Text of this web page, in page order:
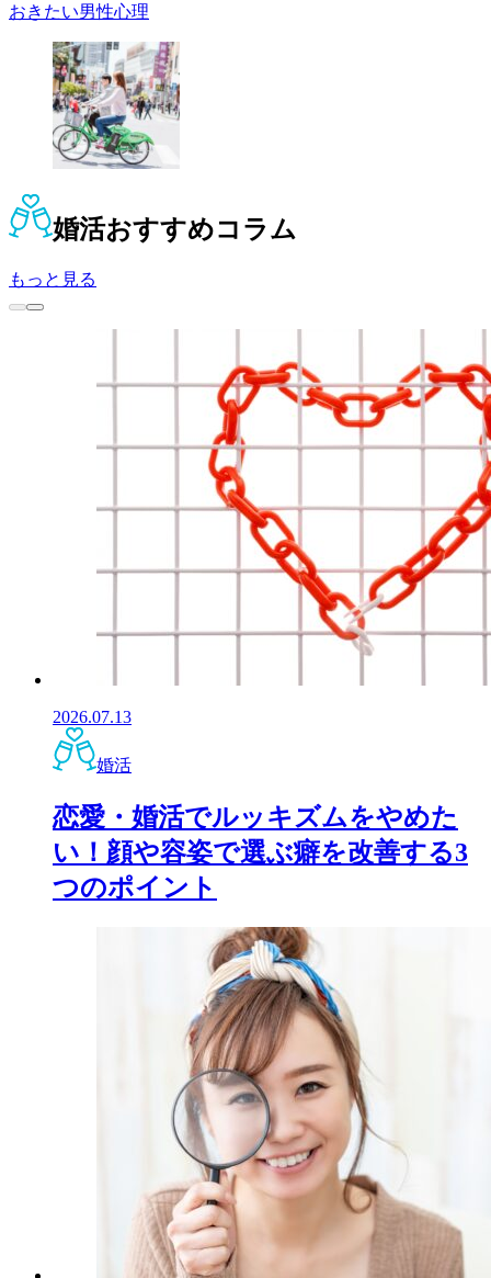
おきたい男性心理
婚活おすすめコラム
もっと見る
2026.07.13
婚活
恋愛・婚活でルッキズムをやめた
い！顔や容姿で選ぶ癖を改善する3
つのポイント